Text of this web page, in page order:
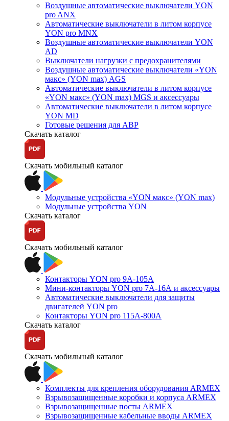
Воздушные автоматические выключатели YON
pro ANX
Автоматические выключатели в литом корпусе
YON pro MNX
Воздушные автоматические выключатели YON
AD
Выключатели нагрузки с предохранителями
Воздушные автоматические выключатели «YON
макс» (YON max) AGS
Автоматические выключатели в литом корпусе
«YON макс» (YON max) MGS и аксессуары
Автоматические выключатели в литом корпусе
YON MD
Готовые решения для АВР
Скачать каталог
Скачать мобильный каталог
Модульные устройства «YON макс» (YON max)
Модульные устройства YON
Скачать каталог
Скачать мобильный каталог
Контакторы YON pro 9А-105А
Мини-контакторы YON pro 7А-16А и аксессуары
Автоматические выключатели для защиты
двигателей YON pro
Контакторы YON pro 115А-800А
Скачать каталог
Скачать мобильный каталог
Комплекты для крепления оборудования ARMEX
Взрывозащищенные коробки и корпуса ARMEX
Взрывозащищенные посты ARMEX
Взрывозащищенные кабельные вводы ARMEX